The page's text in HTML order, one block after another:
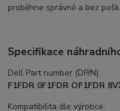
proběhne správně a bez
Specifikace
Dell Part number (DP/N):
F1FDR 0F1FDR OF1FDR
Kompatibilita dle výrobce: